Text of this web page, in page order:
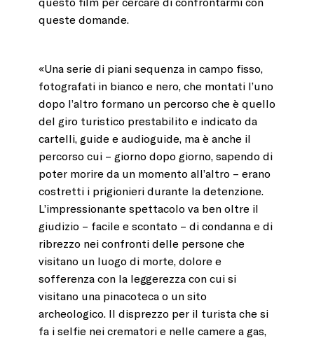
queste domande.
«Una serie di piani sequenza in campo fisso,
fotografati in bianco e nero, che montati l’uno
dopo l’altro formano un percorso che è quello
del giro turistico prestabilito e indicato da
cartelli, guide e audioguide, ma è anche il
percorso cui – giorno dopo giorno, sapendo di
poter morire da un momento all’altro – erano
costretti i prigionieri durante la detenzione.
L’impressionante spettacolo va ben oltre il
giudizio – facile e scontato – di condanna e di
ribrezzo nei confronti delle persone che
visitano un luogo di morte, dolore e
sofferenza con la leggerezza con cui si
visitano una pinacoteca o un sito
archeologico. Il disprezzo per il turista che si
fa i selfie nei crematori e nelle camere a gas,